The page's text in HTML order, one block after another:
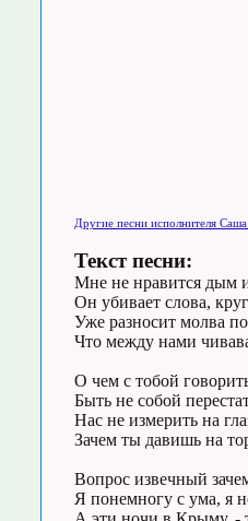
Другие песни исполнителя
Текст песни:
Мне не нравится дым
Он убивает слова,
Уже разносит молва
Что между нами
О чем с тобой
Быть не собой
Нас не измерить на
Зачем ты давишь на
Вопрос извечный
Я понемногу с ума, я